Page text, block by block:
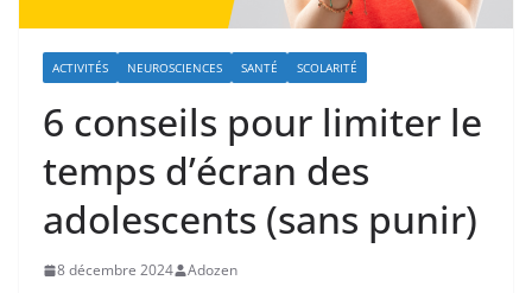
ACTIVITÉS NEUROSCIENCES SANTÉ SCOLARITÉ
6 conseils pour limiter le
temps d’écran des
adolescents (sans punir)
8 décembre 2024 Adozen